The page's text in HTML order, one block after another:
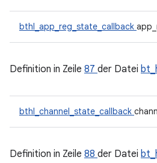
bthl_app_reg_state_callback
Definition in Zeile 87 der Datei
bthl_channel_state_callback
Definition in Zeile 88 der Datei